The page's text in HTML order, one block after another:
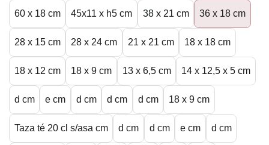
60 x 18 cm 45x11 x h5 cm 38 x 21 cm 36 x 18 cm
28 x 15 cm 28 x 24 cm 21 x 21 cm 18 x 18 cm
18 x 12 cm 18 x 9 cm 13 x 6,5 cm 14 x 12,5 x 5 cm
d cm e cm d cm d cm d cm 18 x 9 cm
Taza té 20 cl s/asa cm d cm d cm e cm d cm